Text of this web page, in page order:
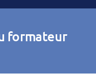
formateur